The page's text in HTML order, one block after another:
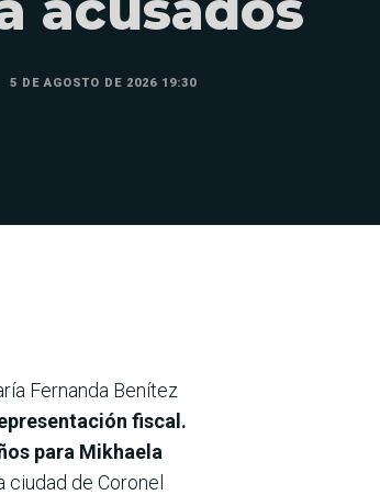
5 DE AGOSTO DE 2026 19:30
Fernanda Benítez
fiscal.
para Mikhaela
ciudad de Coronel